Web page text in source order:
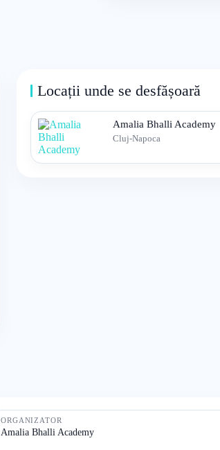
Locații unde se desfășoară
Amalia Bhalli Academy
Cluj-Napoca
ORGANIZATOR
Amalia Bhalli Academy